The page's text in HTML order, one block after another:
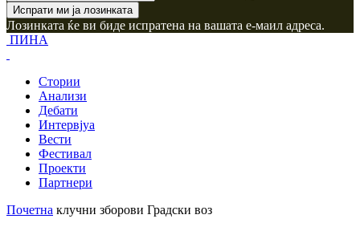
Лозинката ќе ви биде испратена на вашата е-маил адреса.
ПИНА
Стории
Анализи
Дебати
Интервјуа
Вести
Фестивал
Проекти
Партнери
Почетна клучни зборови Градски воз